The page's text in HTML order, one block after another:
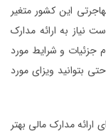
این کشور متغیر
نیاز به ارائه مدارک
جزئیات و شرایط مورد
بتوانید ویزای مورد
مدارک مالی بهتر